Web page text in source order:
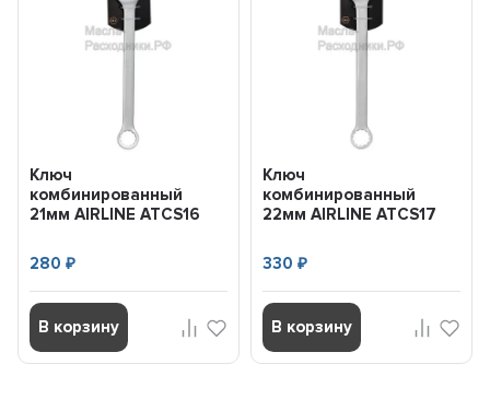
Ключ
комбинированный
21мм AIRLINE ATCS16
280₽
В корзину
Ключ
комбинированный
22мм AIRLINE ATCS17
330 ₽
В корзину